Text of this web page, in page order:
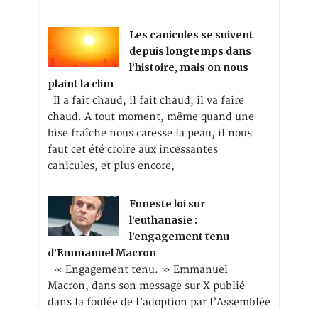
Les canicules se suivent
depuis longtemps dans
l’histoire, mais on nous
plaint la clim
Il a fait chaud, il fait chaud, il va faire
chaud. A tout moment, même quand une
bise fraîche nous caresse la peau, il nous
faut cet été croire aux incessantes
canicules, et plus encore,
Funeste loi sur
l’euthanasie :
l’engagement tenu
d’Emmanuel Macron
« Engagement tenu. » Emmanuel
Macron, dans son message sur X publié
dans la foulée de l’adoption par l’Assemblée